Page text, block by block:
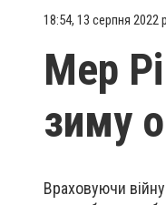
18:54, 13 серпня 2022 р.
Мер
зиму
Враховуючи